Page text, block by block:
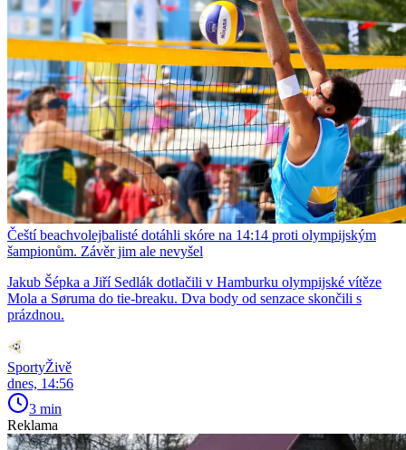
Čeští beachvolejbalisté dotáhli skóre na 14:14 proti olympijským
šampionům. Závěr jim ale nevyšel
Jakub Šépka a Jiří Sedlák dotlačili v Hamburku olympijské vítěze
Mola a Søruma do tie-breaku. Dva body od senzace skončili s
prázdnou.
SportyŽivě
dnes, 14:56
3 min
Reklama